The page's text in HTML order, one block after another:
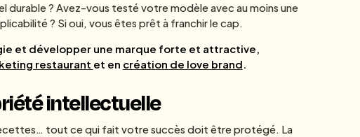
durable ? Avez-vous testé votre modèle avec au moins une
? Si oui, vous êtes prêt à franchir le cap.
et développer une marque forte et attractive,
restaurant et en création de love brand.
intellectuelle
tout ce qui fait votre succès doit être protégé. La